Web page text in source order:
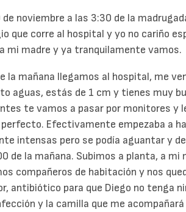
de noviembre a las 3:30 de la
que corre al hospital y yo no cariño
mi madre y ya tranquilamente vamos.
la mañana llegamos al hospital, me
aguas, estás de 1 cm y tienes muy
te vamos a pasar por monitores y
Efectivamente empezaba a
intensas pero se podía aguantar y
de la mañana. Subimos a planta, a mi
compañeros de habitación y nos
antibiótico para que Diego no tenga
y la camilla que me